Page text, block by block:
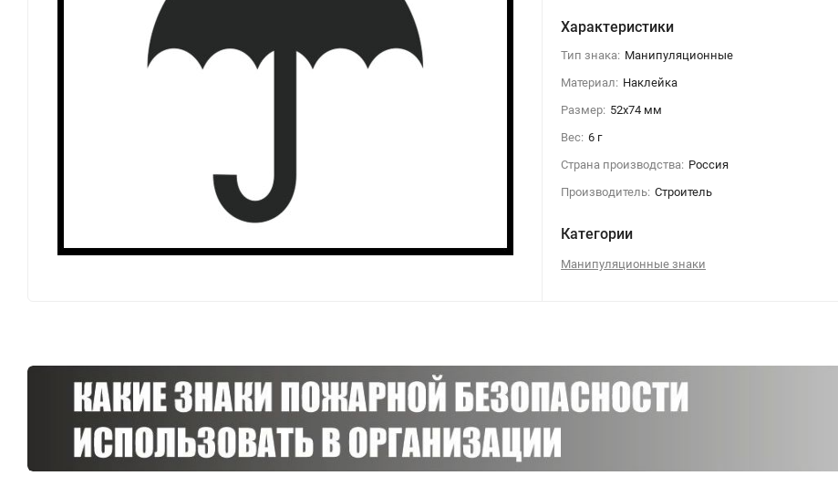
Характеристики
Тип знака: Манипуляционные
Материал: Наклейка
Размер: 52x74 мм
Вес: 6 г
Страна производства: Россия
Производитель: Строитель
Категории
Манипуляционные знаки